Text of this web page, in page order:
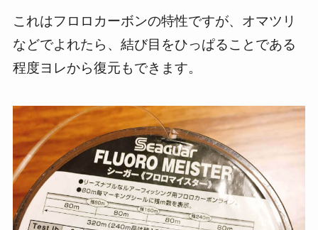
これはフロロカーボンの特性ですが、オマツリ
などでよれたら、結び目をひっぱることである
程度ヨレから復元もできます。